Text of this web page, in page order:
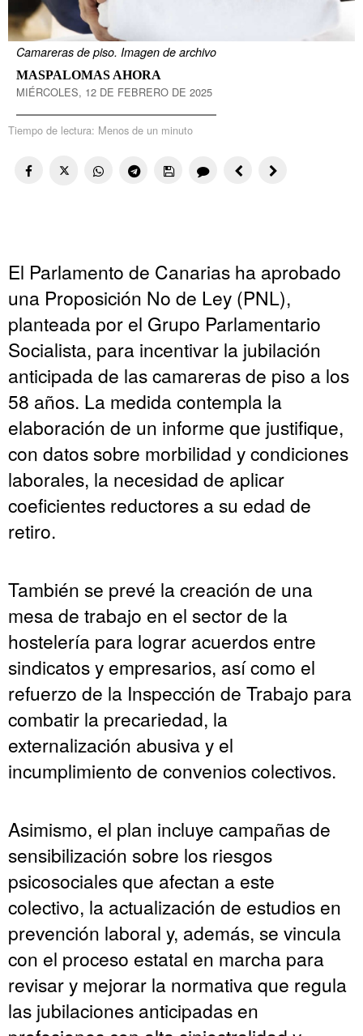
Camareras de piso. Imagen de archivo
MASPALOMAS AHORA
MIÉRCOLES, 12 DE FEBRERO DE 2025
Tiempo de lectura: Menos de un minuto
El Parlamento de Canarias ha aprobado
una Proposición No de Ley (PNL),
planteada por el Grupo Parlamentario
Socialista, para incentivar la jubilación
anticipada de las camareras de piso a los
58 años. La medida contempla la
elaboración de un informe que justifique,
con datos sobre morbilidad y condiciones
laborales, la necesidad de aplicar
coeficientes reductores a su edad de
retiro.
También se prevé la creación de una
mesa de trabajo en el sector de la
hostelería para lograr acuerdos entre
sindicatos y empresarios, así como el
refuerzo de la Inspección de Trabajo para
combatir la precariedad, la
externalización abusiva y el
incumplimiento de convenios colectivos.
Asimismo, el plan incluye campañas de
sensibilización sobre los riesgos
psicosociales que afectan a este
colectivo, la actualización de estudios en
prevención laboral y, además, se vincula
con el proceso estatal en marcha para
revisar y mejorar la normativa que regula
las jubilaciones anticipadas en